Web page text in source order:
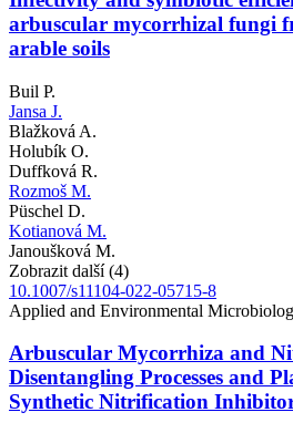
arbuscular mycorrhizal fungi
arable soils
Buil P.
Jansa J.
Blažková A.
Holubík O.
Duffková R.
Rozmoš M.
Püschel D.
Kotianová M.
Janoušková M.
Zobrazit další (4)
10.1007/s11104-022-05715-8
Applied and Environmental
Arbuscular Mycorrhiza and
Disentangling Processes and
Synthetic Nitrification